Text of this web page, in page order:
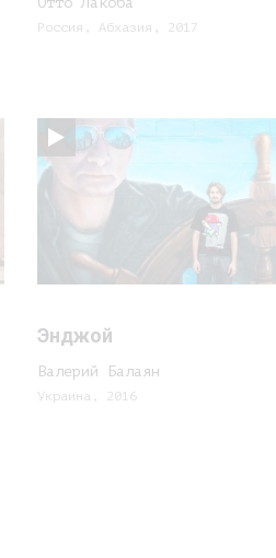
Россия, Абхазия, 2017
Энджой
Валерий Балаян
Украина, 2016